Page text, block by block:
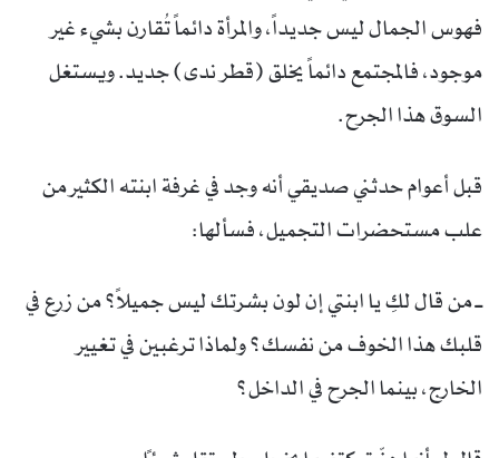
فهوس الجمال ليس جديداً، والمرأة دائماً تُقارن بشيء غير
موجود، فالمجتمع دائماً يخلق (قطر ندى) جديد. ويستغل
السوق هذا الجرح.
قبل أعوام حدثني صديقي أنه وجد في غرفة ابنته الكثير من
علب مستحضرات التجميل، فسألها:
ــ من قال لكِ يا ابنتي إن لون بشرتك ليس جميلاً؟ من زرع في
قلبك هذا الخوف من نفسك؟ ولماذا ترغبين في تغيير
الخارج، بينما الجرح في الداخل؟